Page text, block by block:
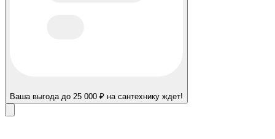
Ваша выгода до 25 000 ₽ на сантехнику ждет!